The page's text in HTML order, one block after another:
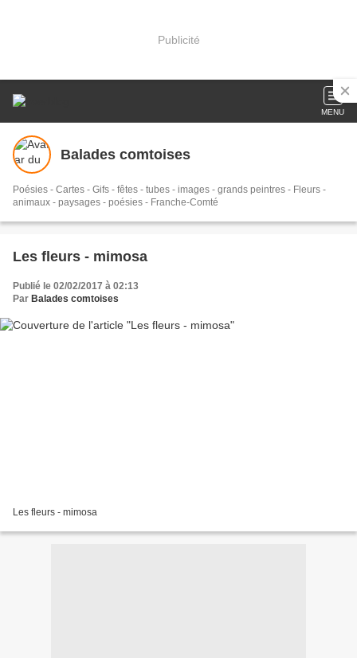
Publicité
MENU
Balades comtoises
Poésies - Cartes - Gifs - fêtes - tubes - images - grands peintres - Fleurs -
animaux - paysages - poésies - Franche-Comté
Les fleurs - mimosa
Publié le 02/02/2017 à 02:13
Par Balades comtoises
Les fleurs - mimosa